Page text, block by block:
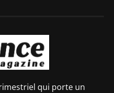
qui porte un